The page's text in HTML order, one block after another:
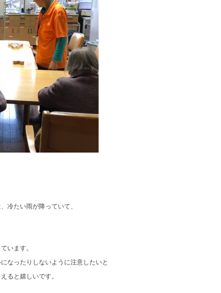
冷たい雨が降っていて、
います。
なったりしないように注意したいと
ると嬉しいです。